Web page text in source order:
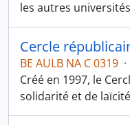
les autres
Cercle
BE AULB NA C 0319 ·
Créé en 1997, le
solidarité et de